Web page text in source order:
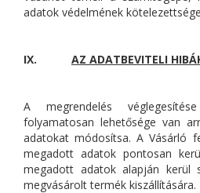
adatok védelmének
IX. AZ ADATBEVITELI
A megrendelés
folyamatosan lehetősége van
adatokat módosítsa. A Vásárló
megadott adatok pontosan
megadott adatok alapján kerül
megvásárolt termék kiszállítására.